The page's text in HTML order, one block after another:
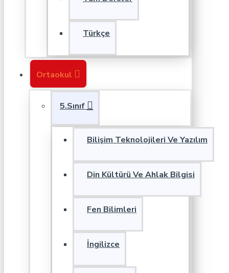
Türkçe
Ortaokul
5.Sınıf
Bilişim Teknolojileri Ve Yazılım
Din Kültürü Ve Ahlak Bilgisi
Fen Bilimleri
İngilizce